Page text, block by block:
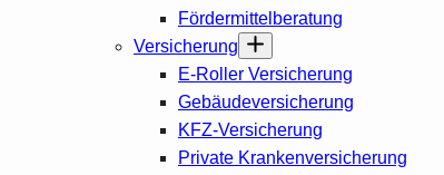
Fördermittelberatung
Versicherung
E-Roller Versicherung
Gebäudeversicherung
KFZ-Versicherung
Private Krankenversicherung